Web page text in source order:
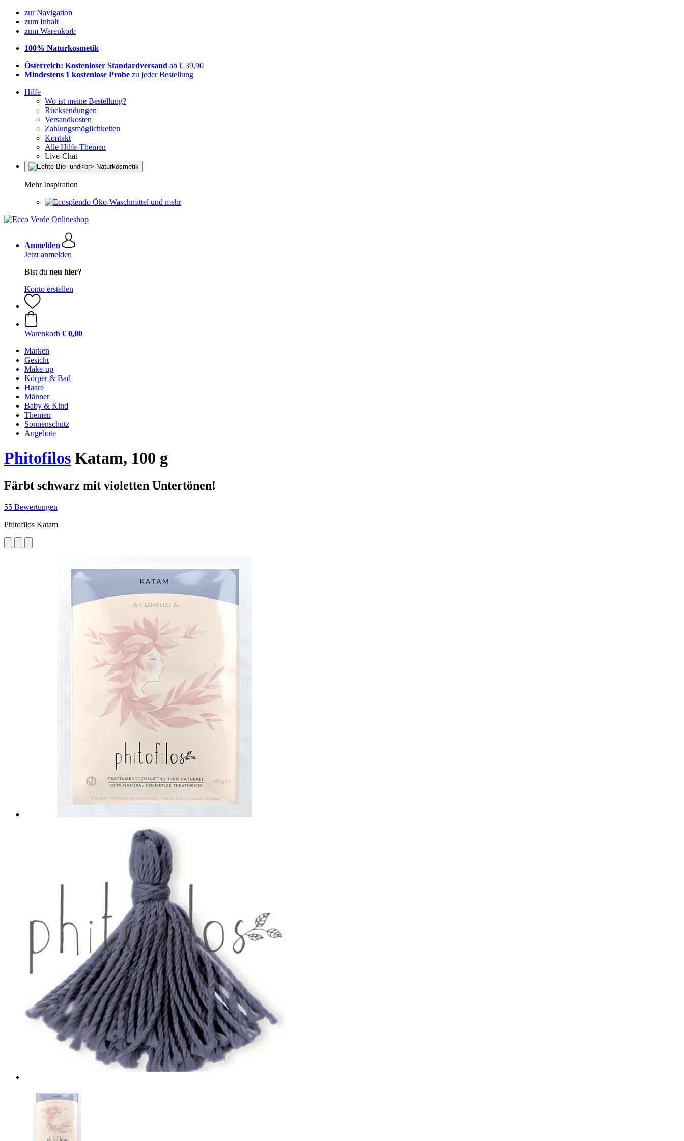
zur Navigation
zum Inhalt
zum Warenkorb
100% Naturkosmetik
Österreich: Kostenloser Standardversand ab € 39,90
Mindestens 1 kostenlose Probe zu jeder Bestellung
Hilfe
Wo ist meine Bestellung?
Rücksendungen
Versandkosten
Zahlungsmöglichkeiten
Kontakt
Alle Hilfe-Themen
Live-Chat
Mehr Inspiration
Öko-Waschmittel und mehr
Anmelden
Jetzt anmelden
Bist du neu hier?
Konto erstellen
Warenkorb € 0,00
Marken
Gesicht
Make-up
Körper & Bad
Haare
Männer
Baby & Kind
Themen
Sonnenschutz
Angebote
Phitofilos Katam, 100 g
Färbt schwarz mit violetten Untertönen!
55 Bewertungen
Phitofilos Katam